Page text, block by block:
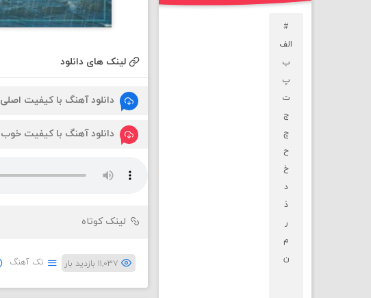
لینک های دانلود
دانلود آهنگ با کیفیت اصلی
دانلود آهنگ با کیفیت خوب
لینک کوتاه
۱۱,۰۳۷ بازدید بار تک آهنگ
#
الف
ب
پ
ت
ج
چ
ح
خ
د
ذ
ر
م
ن